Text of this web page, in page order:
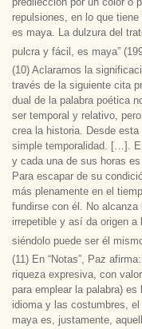
repulsiones, en lo que
es maya. La dulzura del
pulcra y fácil, es maya”
(10) Aclaramos la
través de la siguiente cita
dual de la palabra poética
ser temporal y relativo,
crea la historia. Desde
simple temporalidad. […].
y cada una de sus horas
Para escapar de su
más plenamente en el
fundirse con él. No
irrepetible y así da origen
siéndolo puede ser él
(11) En “Notas”, Paz
riqueza expresiva, con
para emplear la palabra)
idioma y las costumbres,
maya es, justamente,